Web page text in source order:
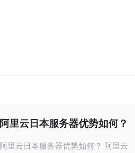
阿里云日本服务器优势如何？
阿里云日本服务器优势如何？ 阿里云